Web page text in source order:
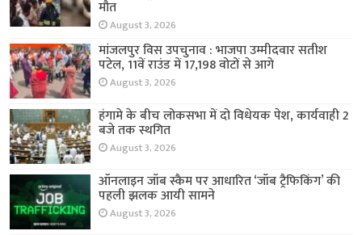
मौत
August 3, 2026
मांजलपुर विस उपचुनाव : भाजपा उम्मीदवार सतीश
पटेल, 11वें राउंड में 17,198 वोटों से आगे
August 3, 2026
हंगामे के बीच लोकसभा में दो विधेयक पेश, कार्यवाही 2
बजे तक स्थगित
August 3, 2026
ऑनलाइन जॉब स्कैम पर आधारित ‘जॉब ट्रैफिकिंग’ की
पहली झलक आयी सामने
August 3, 2026